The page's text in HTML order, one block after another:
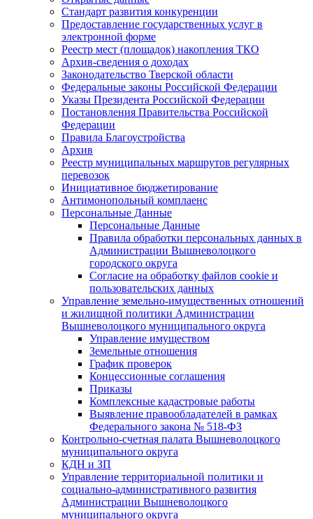
Стандарт развития конкуренции
Предоставление государственных услуг в
электронной форме
Реестр мест (площадок) накопления ТКО
Архив-сведения о доходах
Законодательство Тверской области
Федеральные законы Российской Федерации
Указы Президента Российской Федерации
Постановления Правительства Российской
Федерации
Правила Благоустройства
Архив
Реестр муниципальных маршрутов регулярных
перевозок
Инициативное бюджетирование
Антимонопольный комплаенс
Персональные Данные
Персональные Данные
Правила обработки персональных данных в
Администрации Вышневолоцкого
городского округа
Согласие на обработку файлов cookie и
пользовательских данных
Управление земельно-имущественных отношений
и жилищной политики Администрации
Вышневолоцкого муниципального округа
Управление имуществом
Земельные отношения
График проверок
Концессионные соглашения
Приказы
Комплексные кадастровые работы
Выявление правообладателей в рамках
Федерального закона № 518-ФЗ
Контрольно-счетная палата Вышневолоцкого
муниципального округа
КДН и ЗП
Управление территориальной политики и
социально-административного развития
Администрации Вышневолоцкого
муниципального округа